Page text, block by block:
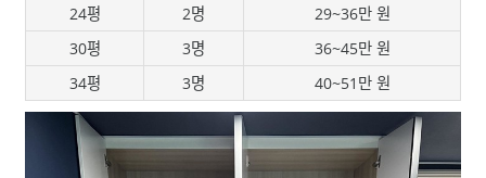
24평
2명
29~36만 원
30평
3명
36~45만 원
34평
3명 40~51만 원